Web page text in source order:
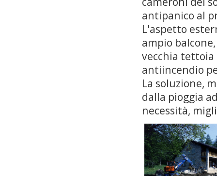
antipanico al
L'aspetto
ampio
vecchia tettoia
antiincendio
La soluzione,
dalla pioggia
necessità,